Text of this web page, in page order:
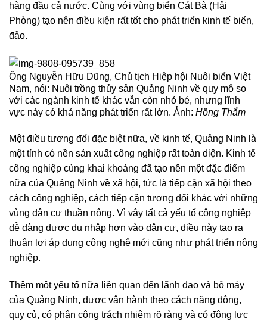
hàng đầu cả nước. Cùng với vùng biển Cát Bà (Hải
Phòng) tạo nên điều kiện rất tốt cho phát triển kinh tế biển,
đảo.
Ông Nguyễn Hữu Dũng, Chủ tịch Hiệp hội Nuôi biển Việt
Nam, nói: Nuôi trồng thủy sản Quảng Ninh về quy mô so
với các ngành kinh tế khác vẫn còn nhỏ bé, nhưng lĩnh
vực này có khả năng phát triển rất lớn. Ảnh: Hồng Thắm
Một điều tương đối đặc biệt nữa, về kinh tế, Quảng Ninh là
một tỉnh có nền sản xuất công nghiệp rất toàn diện. Kinh tế
công nghiệp cùng khai khoáng đã tạo nên một đặc điểm
nữa của Quảng Ninh về xã hội, tức là tiếp cận xã hội theo
cách công nghiệp, cách tiếp cận tương đối khác với những
vùng dân cư thuần nông. Vì vậy tất cả yếu tố công nghiệp
dễ dàng được du nhập hơn vào dân cư, điều này tạo ra
thuận lợi áp dụng công nghệ mới cũng như phát triển nông
nghiệp.
Thêm một yếu tố nữa liên quan đến lãnh đạo và bộ máy
của Quảng Ninh, được vận hành theo cách năng động,
quy củ, có phân công trách nhiệm rõ ràng và có động lực